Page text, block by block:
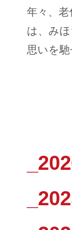
年々、
は、み
思いを